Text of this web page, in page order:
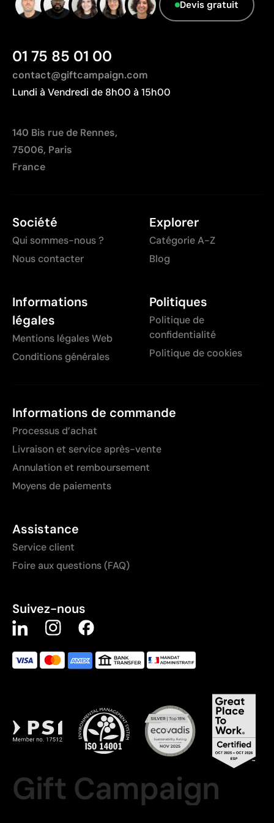
Devis gratuit
01 75 85 01 00
contact@giftcampaign.com
Lundi à Vendredi de 8h00 à 15h00
140 Bis rue de Rennes,
75006, Paris
France
Société
Qui sommes-nous ?
Nous contacter
Explorer
Catégorie A-Z
Blog
Informations
légales
Mentions légales Web
Conditions générales
Politiques
Politique de
confidentialité
Politique de cookies
Informations de commande
Processus d’achat
Livraison et service après-vente
Annulation et remboursement
Moyens de paiements
Assistance
Service client
Foire aux questions (FAQ)
Suivez-nous
Gift Campaign